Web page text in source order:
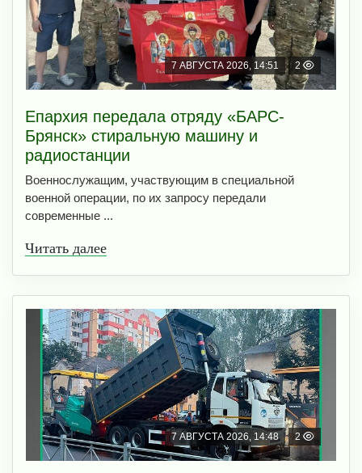
7 АВГУСТА 2026, 14:51 2
Епархия передала отряду «БАРС-
Брянск» стиральную машину и
радиостанции
Военнослужащим, участвующим в специальной
военной операции, по их запросу передали
современные ...
Читать далее
7 АВГУСТА 2026, 14:48 2